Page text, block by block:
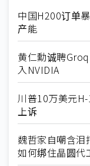
中国H200订单
产能
黄仁勳诚聘
入NVIDIA
川普10万美元
上诉
魏哲家自嘲含
如何绑住晶圆代